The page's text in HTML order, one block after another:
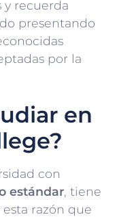
y recuerda
presentando
por la
en
con
estándar, tiene
esta razón que